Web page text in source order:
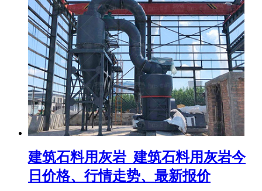
建筑石料用灰岩_建筑石料用灰岩今
日价格、行情走势、最新报价